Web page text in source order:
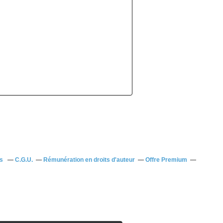
C.G.U. Rémunération en droits d'auteur
Offre Premium